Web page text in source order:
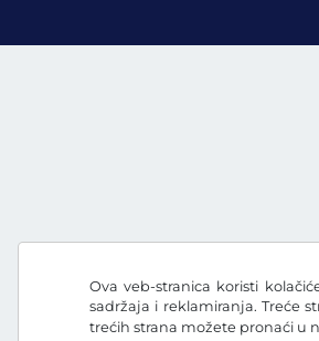
Ova veb-stranica koristi
sadržaja i reklamiranja. Treće
trećih strana možete pronaći u